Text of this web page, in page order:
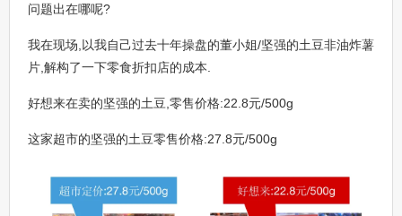
问题出在哪呢?
我在现场,以我自己过去十年操盘的董小姐/坚强的土豆非油炸薯
片,解构了一下零食折扣店的成本.
好想来在卖的坚强的土豆,零售价格:22.8元/500g
这家超市的坚强的土豆零售价格:27.8元/500g